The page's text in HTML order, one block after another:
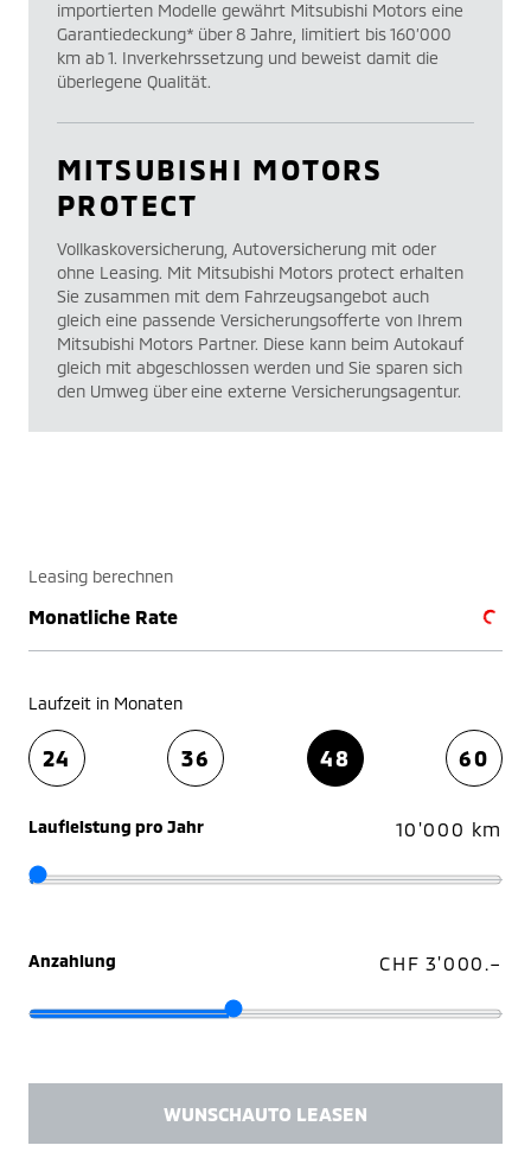
importierten Modelle gewährt Mitsubishi Motors eine
Garantiedeckung* über 8 Jahre, limitiert bis 160’000
km ab 1. Inverkehrssetzung und beweist damit die
überlegene Qualität.
MITSUBISHI MOTORS
PROTECT
Vollkaskoversicherung, Autoversicherung mit oder
ohne Leasing. Mit Mitsubishi Motors protect erhalten
Sie zusammen mit dem Fahrzeugsangebot auch
gleich eine passende Versicherungsofferte von Ihrem
Mitsubishi Motors Partner. Diese kann beim Autokauf
gleich mit abgeschlossen werden und Sie sparen sich
den Umweg über eine externe Versicherungsagentur.
Leasing berechnen
Monatliche Rate
Laufzeit in Monaten
24 36 48 60
Laufleistung pro Jahr 10'000 km
Anzahlung CHF 3'000.–
WUNSCHAUTO LEASEN